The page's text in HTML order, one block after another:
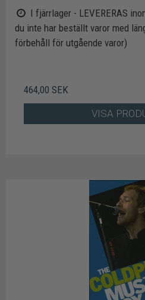
I fjärrlager - LEVERERAS
du inte har beställt varor med
förbehåll för utgående varor)
464,00 SEK
VISA